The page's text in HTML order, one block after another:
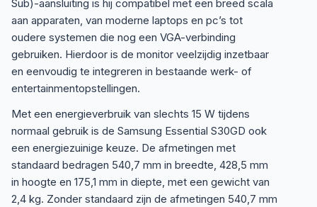
Sub)-aansluiting is hij compatibel met een breed scala
aan apparaten, van moderne laptops en pc’s tot
oudere systemen die nog een VGA-verbinding
gebruiken. Hierdoor is de monitor veelzijdig inzetbaar
en eenvoudig te integreren in bestaande werk- of
entertainmentopstellingen.
Met een energieverbruik van slechts 15 W tijdens
normaal gebruik is de Samsung Essential S30GD ook
een energiezuinige keuze. De afmetingen met
standaard bedragen 540,7 mm in breedte, 428,5 mm
in hoogte en 175,1 mm in diepte, met een gewicht van
2,4 kg. Zonder standaard zijn de afmetingen 540,7 mm